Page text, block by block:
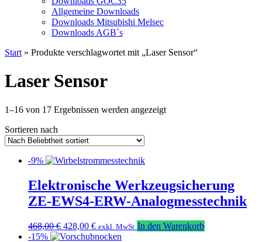
Allgemeine Downloads
Downloads Mitsubishi Melsec
Downloads AGB`s
Start » Produkte verschlagwortet mit „Laser Sensor“
Laser Sensor
1–16 von 17 Ergebnissen werden angezeigtNach
Sortieren nach
-9%
Elektronische Werkzeugsicherung
ZE-EWS4-ERW-Analogmesstechnik
468,00€ Ursprünglicher
Preis
428,00 €Aktueller
Preis
exkl. MwSt In den Warenkorb
-15%